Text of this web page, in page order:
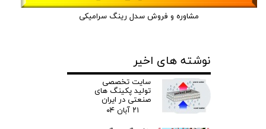
مشاوره و فروش سدل رینگ سرامیکی
نوشته های اخیر
سایت تخصصی
تولید پکینگ های
صنعتی در ایران
۲۱ آبان ۰۴